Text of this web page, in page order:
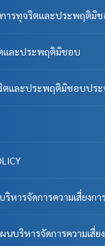
การทุจริตและประพฤติมิ
ตและประพฤติมิชอบ
ริตและประพฤติมิชอบปร
หารจัดการความเสี่ยงก
นบริหารจัดการความเสี่